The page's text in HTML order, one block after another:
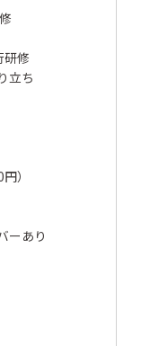
研修
立ち
）
ーあり